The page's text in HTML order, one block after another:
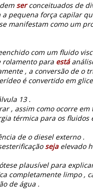
serconceituados de
pequena força capilar
manifestam como um
com um fluido
rolamento para está
, a conversão de
é convertido em
13 .
, assim como ocorre
térmica para os
de o diesel externo .
sejaelevado
plausível para
completamente limpo ,
de água .